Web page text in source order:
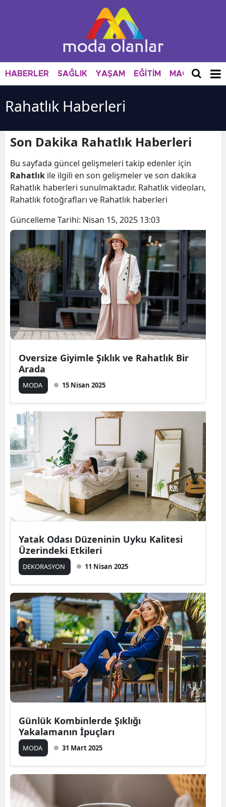
HABERLER SAĞLIK YAŞAM EĞİTİM MAGAZİN
Rahatlık Haberleri
Son Dakika Rahatlık Haberleri
Bu sayfada güncel gelişmeleri takip edenler için
Rahatlık ile ilgili en son gelişmeler ve son dakika
Rahatlık haberleri sunulmaktadır. Rahatlık videoları,
Rahatlık fotoğrafları ve Rahatlık haberleri
Güncelleme Tarihi: Nisan 15, 2025 13:03
Oversize Giyimle Şıklık ve Rahatlık Bir
Arada
MODA 15 Nisan 2025
Yatak Odası Düzeninin Uyku Kalitesi
Üzerindeki Etkileri
DEKORASYON 11 Nisan 2025
Günlük Kombinlerde Şıklığı
Yakalamanın İpuçları
MODA 31 Mart 2025